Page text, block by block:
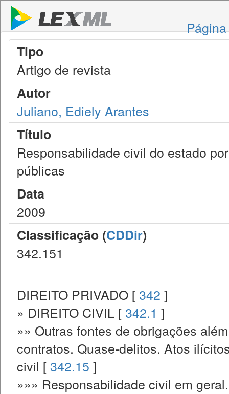
Tipo
Artigo de revista
Autor
Juliano, Ediely Arantes
Título
Responsabilidade civil do estado
públicas
Data
2009
Classificação (CDDir)
342.151
DIREITO PRIVADO [ 342 ]
» DIREITO CIVIL [ 342.1 ]
»» Outras fontes de obrigações
contratos. Quase-delitos. Atos
civil [ 342.15 ]
»»» Responsabilidade civil em